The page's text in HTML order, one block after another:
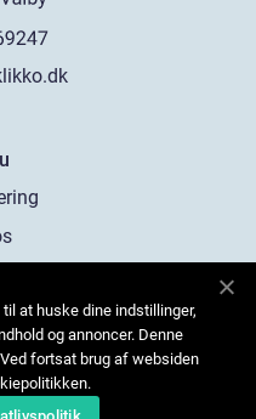
osat huske dine indstillinger,
og annoncer. Denne
fortsat brug af websiden